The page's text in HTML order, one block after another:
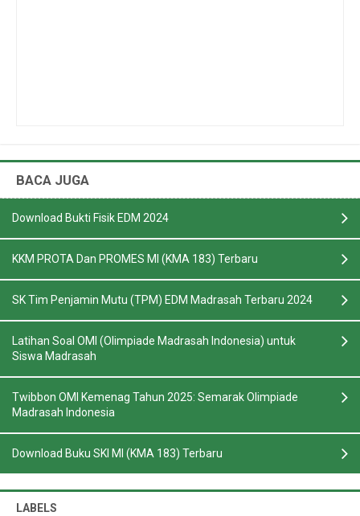
BACA JUGA
Download Bukti Fisik EDM 2024
KKM PROTA Dan PROMES MI (KMA 183) Terbaru
SK Tim Penjamin Mutu (TPM) EDM Madrasah Terbaru 2024
Latihan Soal OMI (Olimpiade Madrasah Indonesia) untuk
Siswa Madrasah
Twibbon OMI Kemenag Tahun 2025: Semarak Olimpiade
Madrasah Indonesia
Download Buku SKI MI (KMA 183) Terbaru
LABELS